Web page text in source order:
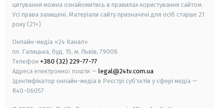
цитування можна ознайомитись в правилах користування сайтом.
Усі права захищені. Матеріали сайту призначені для осіб старше 21
року (21+)
Онлайн-медіа «24 Канал»
пл. Галицька, буд. 15, м. Львів, 79008
Телефон +380 (32) 229-77-77
Адреса електронної пошти — legal@24tv.com.ua
Ідентифікатор онлайн-медіа в Реєстрі суб'єктів у сфері медіа —
R40-06057